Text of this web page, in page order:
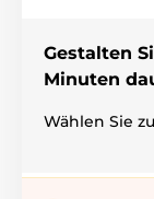
Gestalten
Minuten
Wählen Sie